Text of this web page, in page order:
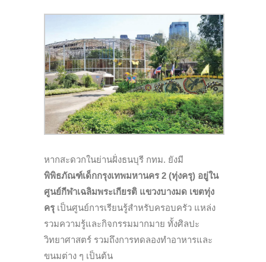
หากสะดวกในย่านฝั่งธนบุรี กทม. ยังมี
พิพิธภัณฑ์เด็กกรุงเทพมหานคร 2 (ทุ่งครุ) อยู่ใน
ศูนย์กีฬาเฉลิมพระเกียรติ แขวงบางมด เขตทุ่ง
ครุเป็นศูนย์การเรียนรู้สำหรับครอบครัว แหล่ง
รวมความรู้และกิจกรรมมากมาย ทั้งศิลปะ
วิทยาศาสตร์ รวมถึงการทดลองทำอาหารและ
ขนมต่าง ๆ เป็นต้น